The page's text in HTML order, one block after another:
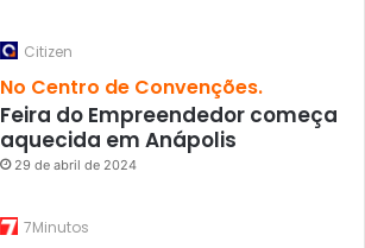
Citizen
No Centro de Convenções.
Feira do Empreendedor começa
aquecida em Anápolis
29 de abril de 2024
7Minutos